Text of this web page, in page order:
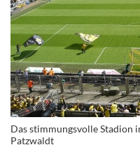
Das stimmungsvolle
Patzwaldt